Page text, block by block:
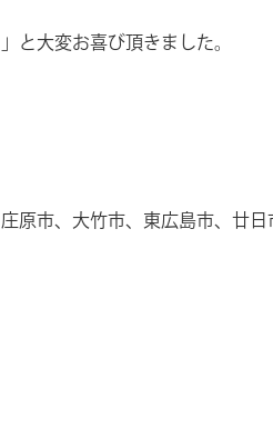
と大変お喜び頂きました。
原市、大竹市、東広島市、廿